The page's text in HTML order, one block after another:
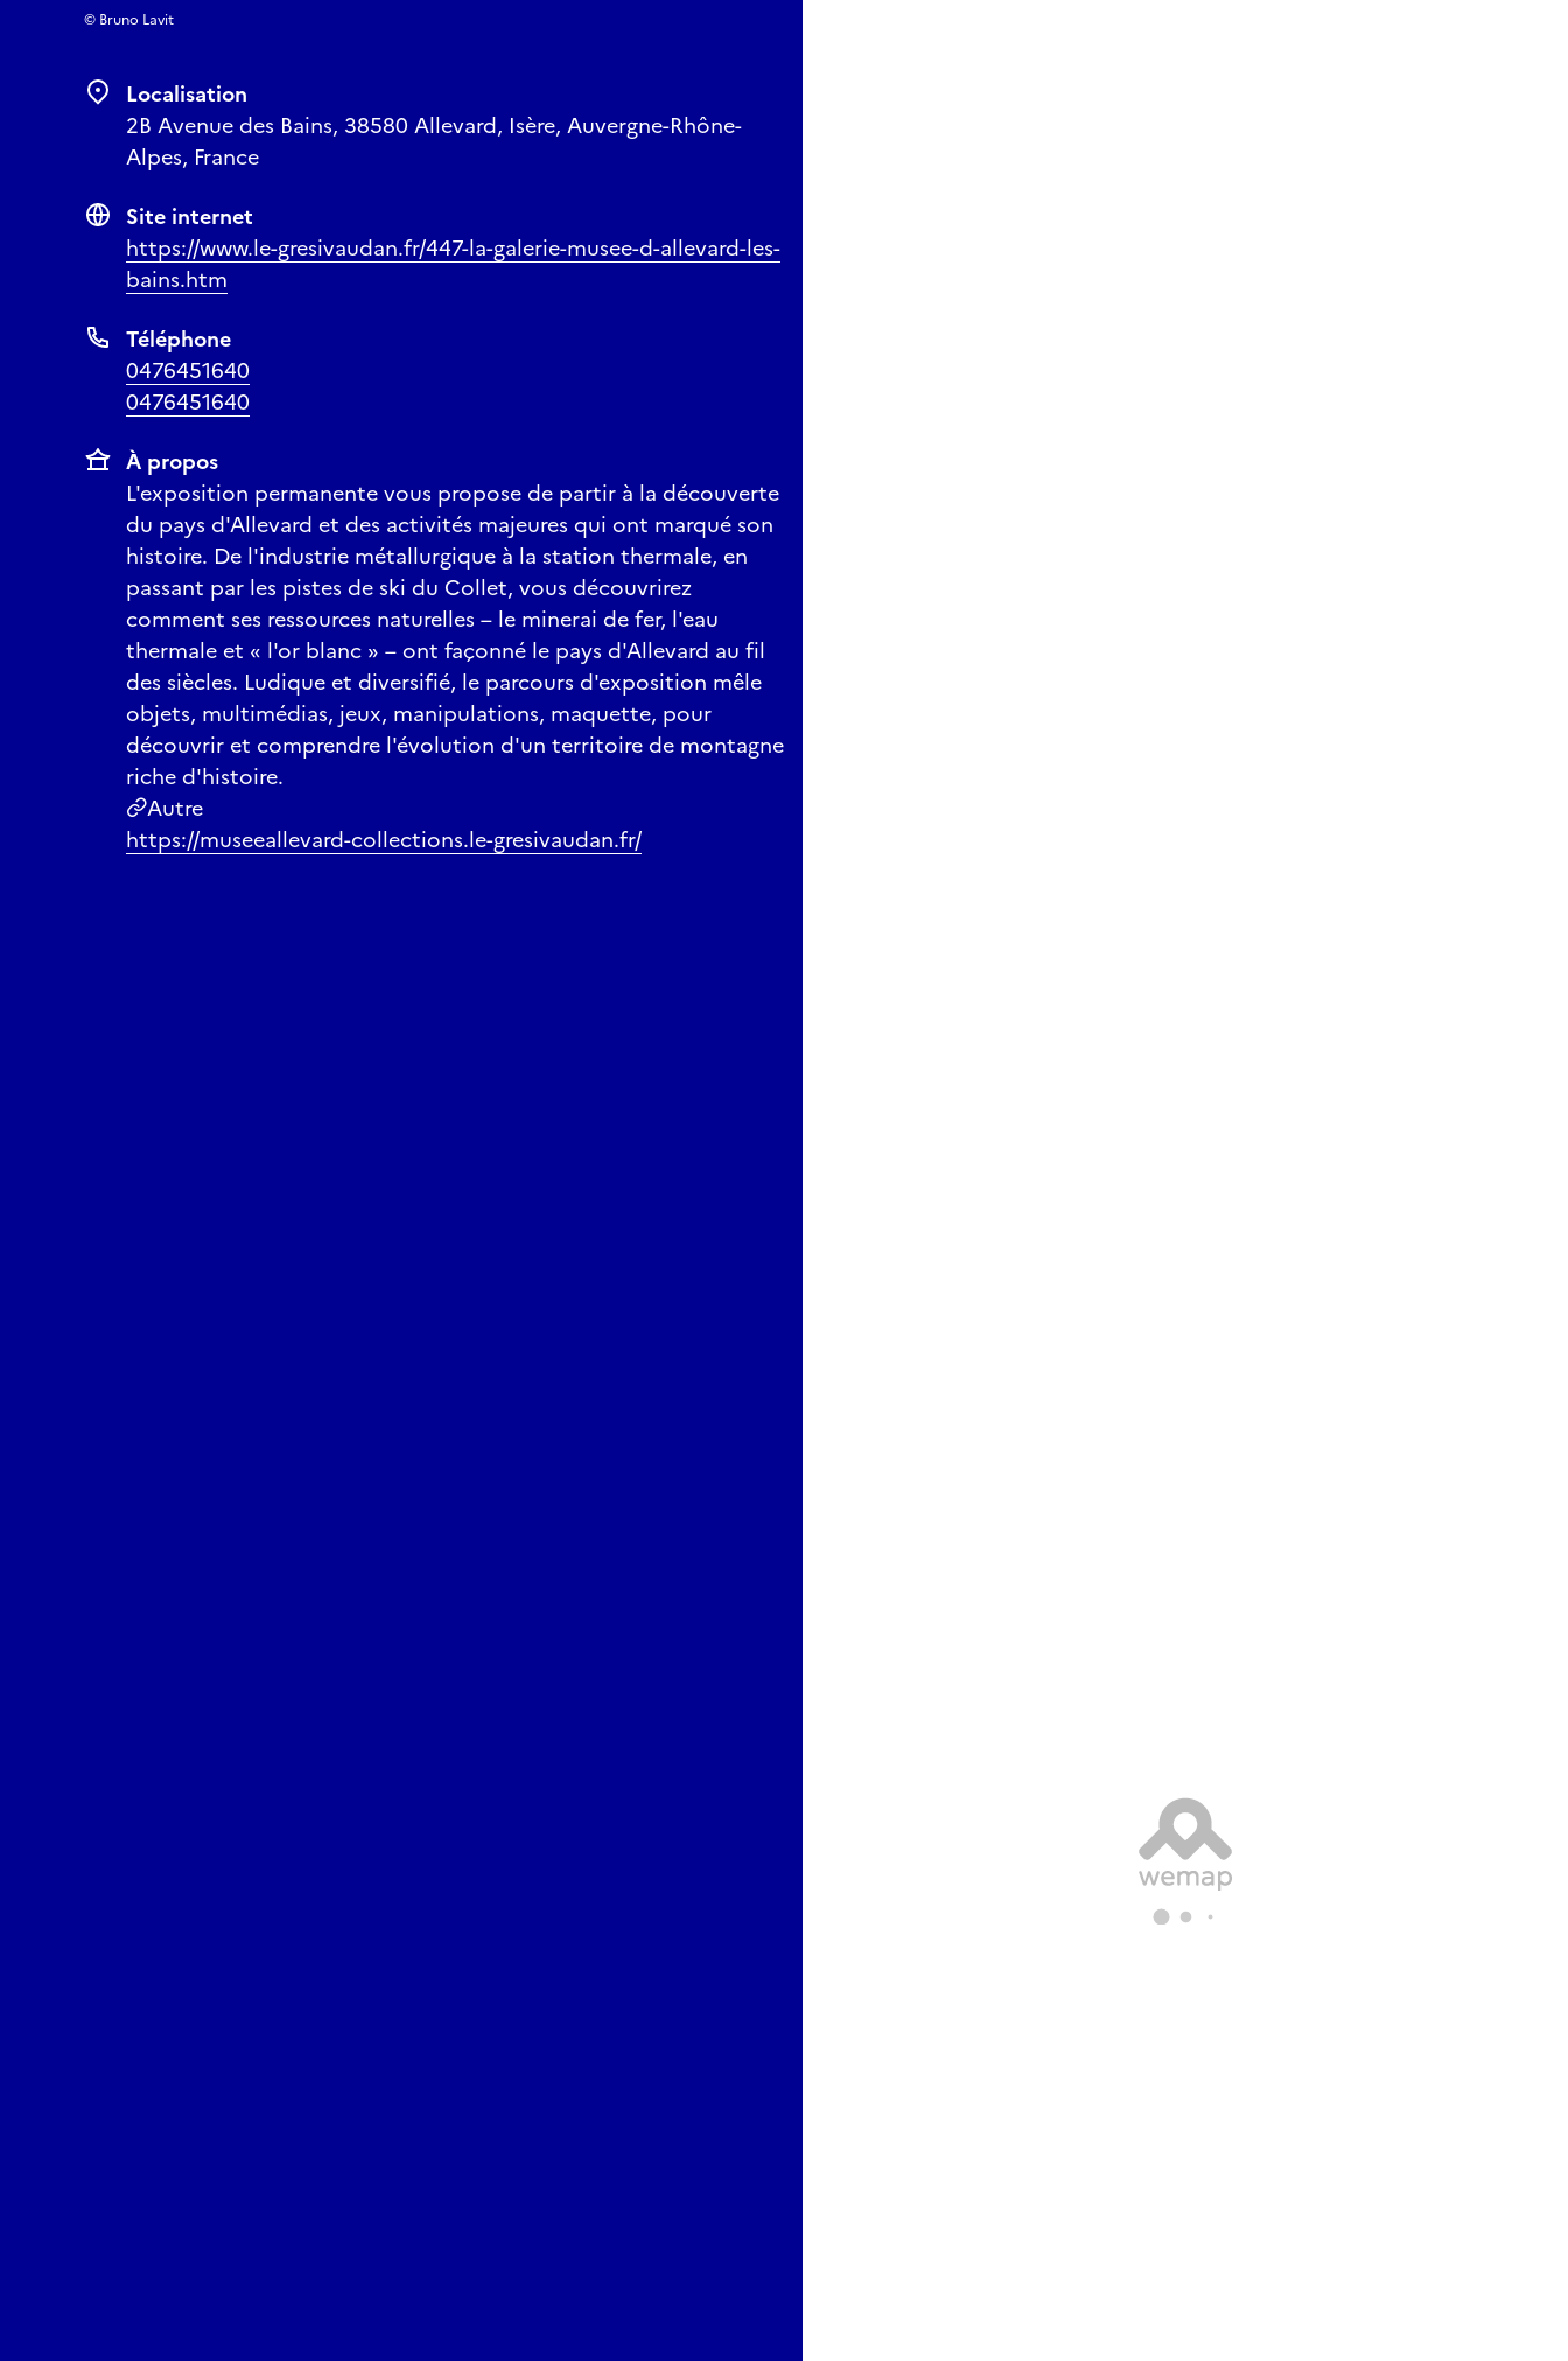
© Bruno Lavit
Localisation
2B Avenue des Bains, 38580 Allevard, Isère, Auvergne-Rhône-
Alpes, France
Site internet
https://www.le-gresivaudan.fr/447-la-galerie-musee-d-allevard-les-
bains.htm
Téléphone
0476451640
0476451640
À propos
L'exposition permanente vous propose de partir à la découverte
du pays d'Allevard et des activités majeures qui ont marqué son
histoire. De l'industrie métallurgique à la station thermale, en
passant par les pistes de ski du Collet, vous découvrirez
comment ses ressources naturelles – le minerai de fer, l'eau
thermale et « l'or blanc » – ont façonné le pays d'Allevard au fil
des siècles. Ludique et diversifié, le parcours d'exposition mêle
objets, multimédias, jeux, manipulations, maquette, pour
découvrir et comprendre l'évolution d'un territoire de montagne
riche d'histoire.
Autre
https://museeallevard-collections.le-gresivaudan.fr/